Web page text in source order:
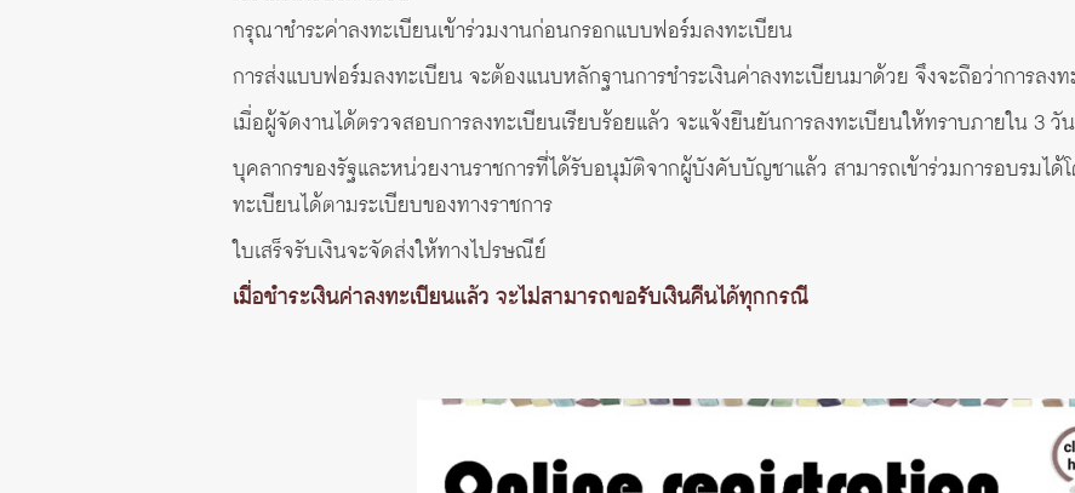
กรุณาชำระค่าลงทะเบียนเข้าร่วมงานก่อนกรอกแบบฟอร์มลงทะเบียน
การส่งแบบฟอร์มลงทะเบียน จะต้องแนบหลักฐานการชำระเงินค่าลงทะเบียนมาด้วย จึงจะถือว่าการลง
เมื่อผู้จัดงานได้ตรวจสอบการลงทะเบียนเรียบร้อยแล้ว จะแจ้งยืนยันการลงทะเบียนให้ทราบภายใน 3 วั
บุคลากรของรัฐและหน่วยงานราชการที่ได้รับอนุมัติจากผู้บังคับบัญชาแล้ว สามารถเข้าร่วมการอบรมได้
ทะเบียนได้ตามระเบียบของทางราชการ
ใบเสร็จรับเงินจะจัดส่งให้ทางไปรษณีย์
เมื่อชำระเงินค่าลงทะเบียนแล้ว จะไม่สามารถขอรับเงินคืนได้ทุกกรณี